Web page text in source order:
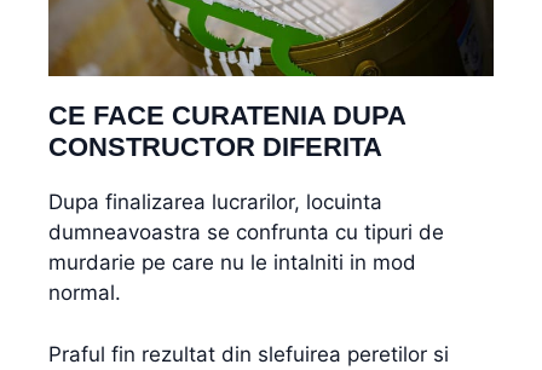
CE FACE CURATENIA DUPA
CONSTRUCTOR DIFERITA
Dupa finalizarea lucrarilor, locuinta
dumneavoastra se confrunta cu tipuri de
murdarie pe care nu le intalniti in mod
normal.
Praful fin rezultat din slefuirea peretilor si